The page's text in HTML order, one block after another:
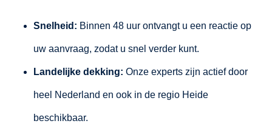
Snelheid: Binnen 48 uur ontvangt u een reactie op
uw aanvraag, zodat u snel verder kunt.
Landelijke dekking: Onze experts zijn actief door
heel Nederland en ook in de regio Heide
beschikbaar.